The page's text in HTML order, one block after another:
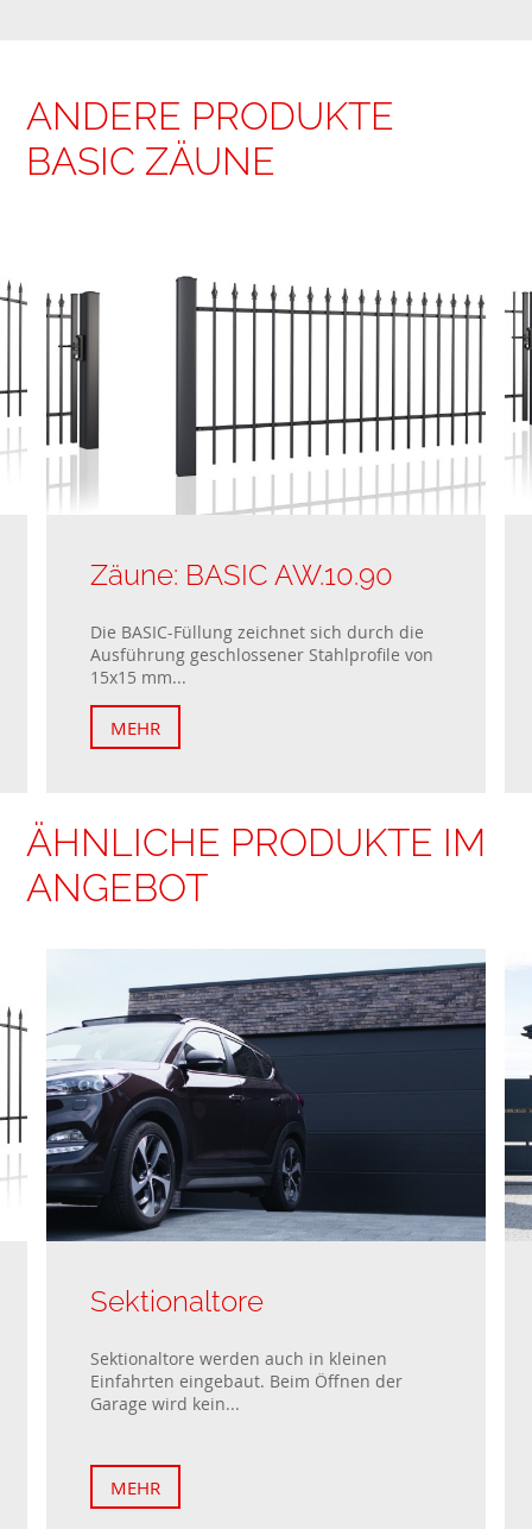
ANDERE PRODUKTE
BASIC ZÄUNE
Zäune: BASIC AW.10.90
Die BASIC-Füllung zeichnet sich durch die
Ausführung geschlossener Stahlprofile von
15x15 mm...
MEHR
ÄHNLICHE PRODUKTE IM
ANGEBOT
Sektionaltore
Sektionaltore werden auch in kleinen
Einfahrten eingebaut. Beim Öffnen der
Garage wird kein...
MEHR